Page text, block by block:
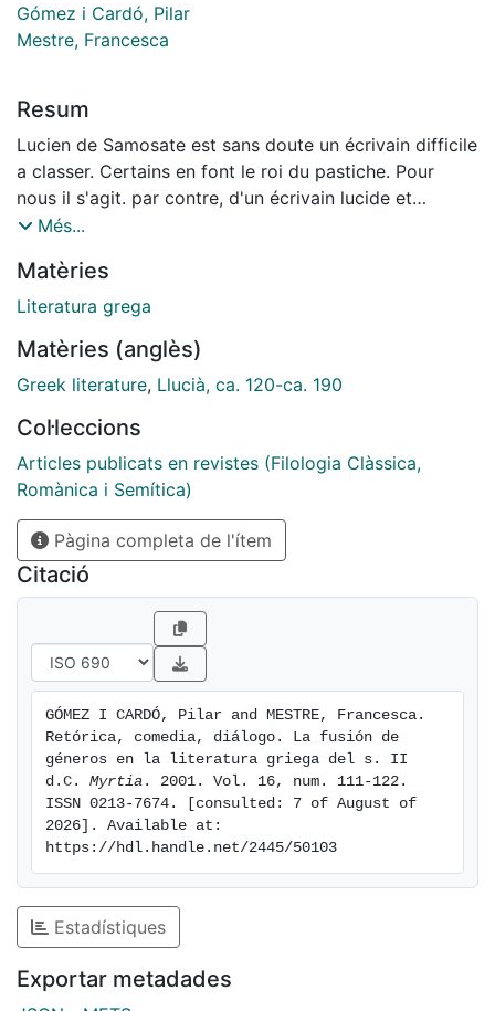
Gómez i Cardó, Pilar
Mestre, Francesca
Resum
Lucien de Samosate est sans doute un écrivain difficile
a classer. Certains en font le roi du pastiche. Pour
nous il s'agit. par contre, d'un écrivain lucide et
intelligent qui cherche dans la tradition les éléments
faire une critique parfois féroce.
Més...
Matèries
Literatura grega
Matèries (anglès)
Greek literature, Llucià, ca. 120-ca. 190
Col·leccions
Articles publicats en revistes (Filologia Clàssica,
Romànica i Semítica)
Pàgina completa de l'ítem
Citació
GÓMEZ I CARDÓ, Pilar and MESTRE, Francesca.
Retórica, comedia, diálogo. La fusión de
géneros en la literatura griega del s. II
d.C. Myrtia . 2001. Vol. 16, num. 111-122.
ISSN 0213-7674. [consulted: 7 of August of
2026]. Available at:
https://hdl.handle.net/2445/50103
Estadístiques
Exportar metadades